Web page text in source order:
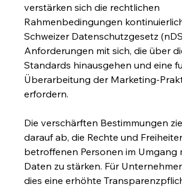
verstärken sich die rechtlichen
Rahmenbedingungen
Schweizer Datenschutzgesetz
Anforderungen mit sich, die über
Standards hinausgehen und eine
Überarbeitung der Marketing-
erfordern.
Die verschärften Bestimmungen
darauf ab, die Rechte und
betroffenen Personen im Umgang
Daten zu stärken. Für
dies eine erhöhte